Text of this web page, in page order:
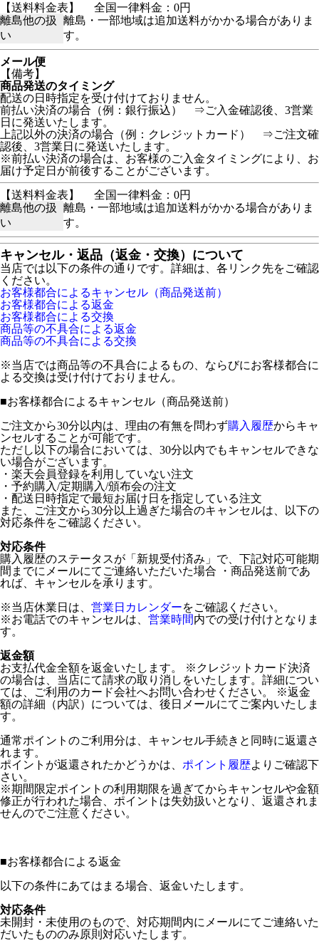
【送料料金表】
全国一律料金：0円
離島他の扱
い
離島・一部地域は追加送料がかかる場合がありま
す。
メール便
【備考】
商品発送のタイミング
配送の日時指定を受け付けておりません。
前払い決済の場合（例：銀行振込） ⇒ご入金確認後、3営業
日に発送いたします。
上記以外の決済の場合（例：クレジットカード） ⇒ご注文確
認後、3営業日に発送いたします。
※前払い決済の場合は、お客様のご入金タイミングにより、お
届け予定日が前後することがございます。
【送料料金表】
全国一律料金：0円
離島他の扱
い
離島・一部地域は追加送料がかかる場合がありま
す。
キャンセル・返品（返金・交換）について
当店では以下の条件の通りです。詳細は、各リンク先をご確認
ください。
お客様都合によるキャンセル（商品発送前）
お客様都合による返金
お客様都合による交換
商品等の不具合による返金
商品等の不具合による交換
※当店では商品等の不具合によるもの、ならびにお客様都合に
よる交換は受け付けておりません。
■お客様都合によるキャンセル（商品発送前）
ご注文から30分以内は、理由の有無を問わず購入履歴からキャ
ンセルすることが可能です。
ただし以下の場合においては、30分以内でもキャンセルできな
い場合がございます。
・楽天会員登録を利用していない注文
・予約購入/定期購入/頒布会の注文
・配送日時指定で最短お届け日を指定している注文
また、ご注文から30分以上過ぎた場合のキャンセルは、以下の
対応条件をご確認ください。
対応条件
購入履歴のステータスが「新規受付済み」で、下記対応可能期
間までにメールにてご連絡いただいた場合 ・商品発送前であ
れば、キャンセルを承ります。
※当店休業日は、 営業日カレンダーをご確認ください。
※お電話でのキャンセルは、 営業時間内での受け付けとなりま
す。
返金額
お支払代金全額を返金いたします。 ※クレジットカード決済
の場合は、当店にて請求の取り消しをいたします。詳細につい
ては、ご利用のカード会社へお問い合わせください。 ※返金
額の詳細（内訳）については、後日メールにてご案内いたしま
す。
通常ポイントのご利用分は、キャンセル手続きと同時に返還さ
れます。
ポイントが返還されたかどうかは、 ポイント履歴よりご確認下
さい。
※期間限定ポイントの利用期限を過ぎてからキャンセルや金額
修正が行われた場合、ポイントは失効扱いとなり、返還されま
せんのでご注意ください。
■お客様都合による返金
以下の条件にあてはまる場合、返金いたします。
対応条件
未開封・未使用のもので、対応期間内にメールにてご連絡いた
だいたもののみ原則対応いたします。